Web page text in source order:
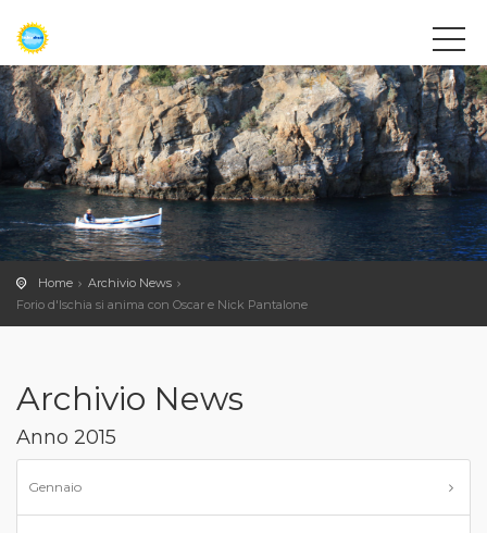
Home
Archivio News
Forio d'Ischia si anima con Oscar e Nick Pantalone
Archivio News
Anno 2015
Gennaio